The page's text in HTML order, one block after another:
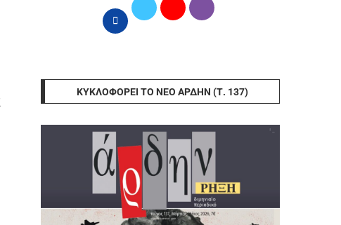
ΚΥΚΛΟΦΟΡΕΊ ΤΟ ΝΈΟ ΆΡΔΗΝ (Τ. 137)